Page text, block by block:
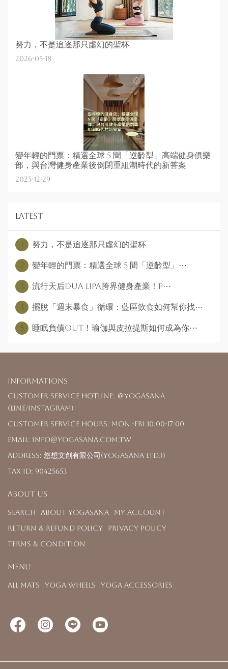
努力，不是追逐那只虛幻的聖杯
2026-05-18
變年輕的門票：精選全球 5 間「逆齡型」高端健身俱樂
部，與台灣健身產業後倒閉重組潮時代的新答案
2025-12-29
Latest
1 努力，不是追逐那只虛幻的聖杯
2 變年輕的門票：精選全球 5 間「逆齡型」⋯
3 流行天后Dua Lipa跨界健身產業！P⋯
4 擺脫「週末暴食」循環：藍區飲食如何幫你找⋯
5 睡眠負債out！瑜伽與皮拉提斯如何成為你⋯
Informations
Customer Service Hotline: ＠yogasana
(LINE/Instagram)
Customer Service Hours: Mon.-Fri.10:00-17:00
Email: info@yogasana.com.tw
Address: 悠想文創有限公司(YOGASANA Ltd.))
Tax ID: 90425653
About us
Search About YOGASANA
My Account
Return & Refund Policy
Privacy Policy
Terms & Condition
Menu
All Mats Yoga Wheels Yoga Accessories